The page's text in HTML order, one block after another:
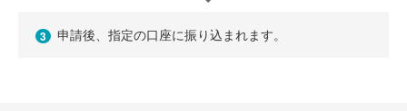
3 申請後、指定の口座に振り込まれます。